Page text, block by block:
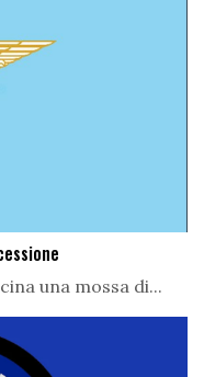
una mossa di...